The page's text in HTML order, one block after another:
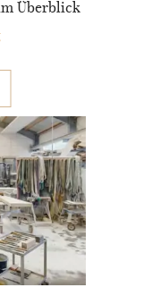
Überblick